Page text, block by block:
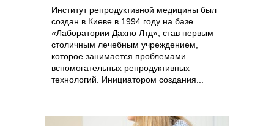
Институт репродуктивной медицины был
создан в Киеве в 1994 году на базе
«Лаборатории Дахно Лтд», став первым
столичным лечебным учреждением,
которое занимается проблемами
вспомогательных репродуктивных
технологий. Инициатором создания...